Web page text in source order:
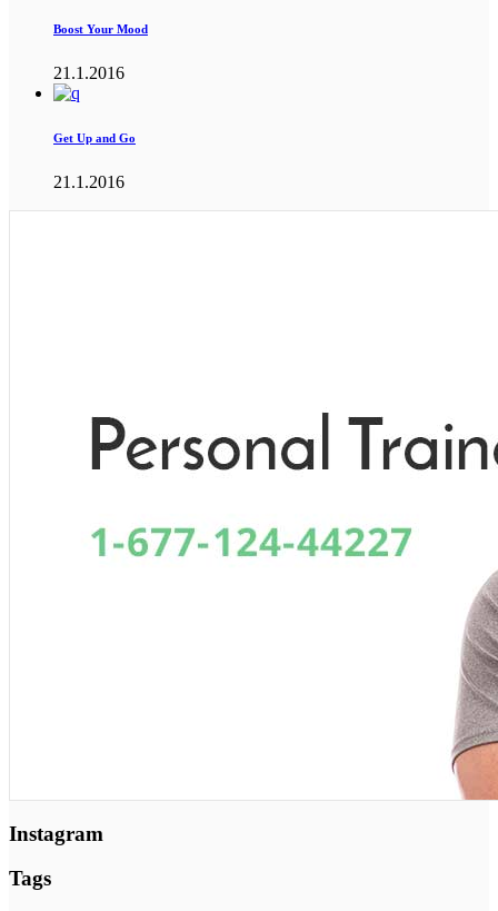
Boost Your Mood
21.1.2016
Get Up and Go
21.1.2016
Instagram
Tags